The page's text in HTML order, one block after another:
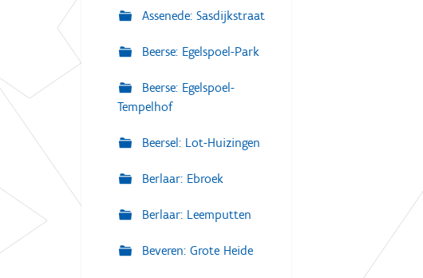
Assenede: Sasdijkstraat
Beerse: Egelspoel-Park
Beerse: Egelspoel-
Tempelhof
Beersel: Lot-Huizingen
Berlaar: Ebroek
Berlaar: Leemputten
Beveren: Grote Heide